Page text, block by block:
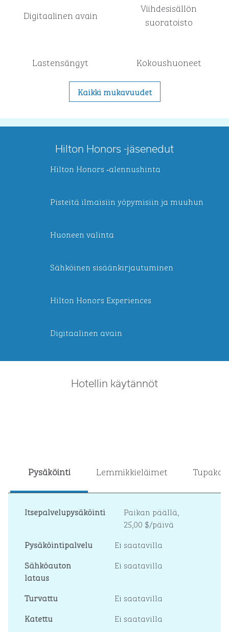
Digitaalinen avain
Viihdesisällön
suoratoisto
Lastensängyt Kokous­huoneet
Kaikki mukavuudet
Hilton Honors -jäsenedut
Hilton Honors ‑alennushinta
Pisteitä ilmaisiin yöpymisiin ja muuhun
Huoneen valinta
Sähköinen sisäänkirjautuminen
Hilton Honors Experiences
Digitaalinen avain
Hotellin käytännöt
Pysäköinti Lemmikkieläimet
Itsepalvelupysäköinti Paikan päällä,
25,00 $/päivä
Pysäköintipalvelu
Ei saatavilla
Sähköauton
lataus
Ei saatavilla
Turvattu
Ei saatavilla
Katettu
Ei saatavilla